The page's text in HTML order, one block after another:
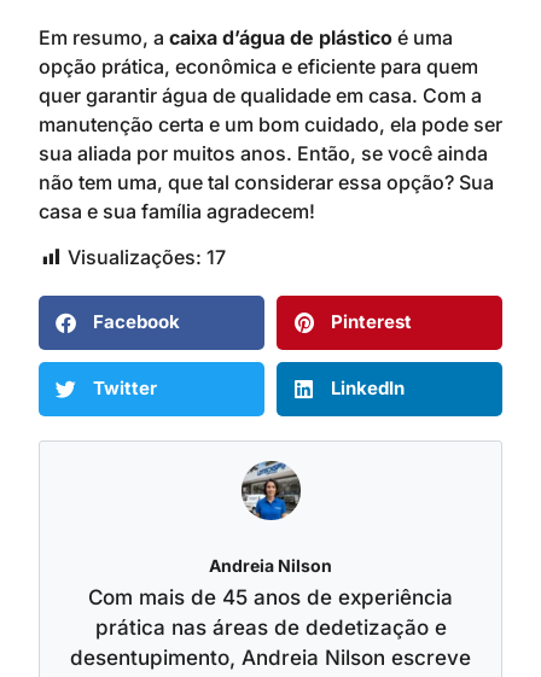
Em resumo, a caixa d’água de plástico é uma
opção prática, econômica e eficiente para quem
quer garantir água de qualidade em casa. Com a
manutenção certa e um bom cuidado, ela pode ser
sua aliada por muitos anos. Então, se você ainda
não tem uma, que tal considerar essa opção? Sua
casa e sua família agradecem!
Visualizações: 17
Facebook Pinterest
Twitter LinkedIn
Andreia Nilson
Com mais de 45 anos de experiência
prática nas áreas de dedetização e
desentupimento, Andreia Nilson escreve